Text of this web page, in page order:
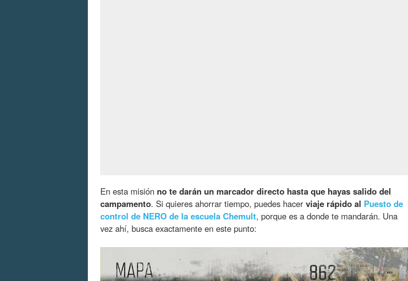
En esta misión no te darán un marcador directo hasta que hayas salido del
campamento. Si quieres ahorrar tiempo, puedes hacer viaje rápido al Puesto de
control de NERO de la escuela Chemult, porque es a donde te mandarán. Una
vez ahí, busca exactamente en este punto: